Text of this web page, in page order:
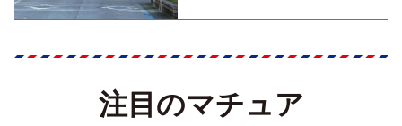
注目のマチュア